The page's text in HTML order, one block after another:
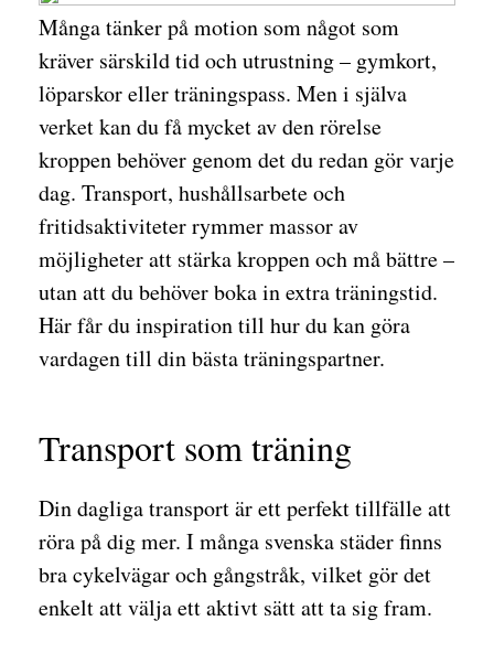
Många tänker på motion som något som
kräver särskild tid och utrustning – gymkort,
löparskor eller träningspass. Men i själva
verket kan du få mycket av den rörelse
kroppen behöver genom det du redan gör varje
dag. Transport, hushållsarbete och
fritidsaktiviteter rymmer massor av
möjligheter att stärka kroppen och må bättre –
utan att du behöver boka in extra träningstid.
Här får du inspiration till hur du kan göra
vardagen till din bästa träningspartner.
Transport som träning
Din dagliga transport är ett perfekt tillfälle att
röra på dig mer. I många svenska städer finns
bra cykelvägar och gångstråk, vilket gör det
enkelt att välja ett aktivt sätt att ta sig fram.